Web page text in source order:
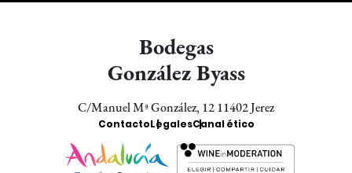
Bodegas
González Byass
C/Manuel Mª González, 12 11402 Jerez
Enlaces
Bodegas
ContactoLegalesCanal ético